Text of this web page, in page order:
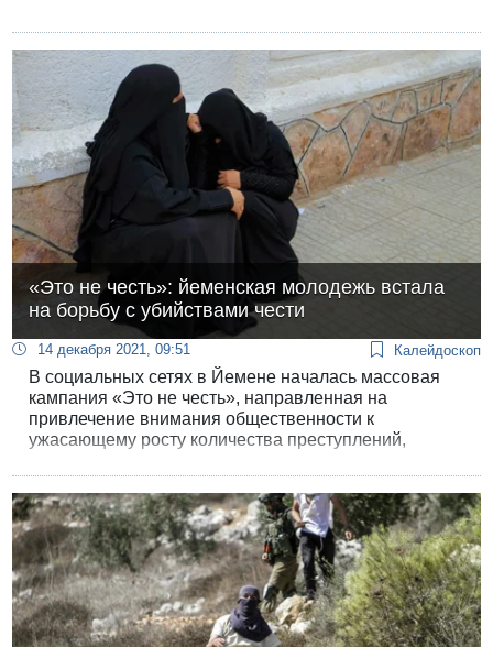
«Это не честь»: йеменская молодежь встала
на борьбу с убийствами чести
14 декабря 2021, 09:51 Калейдоскоп
В социальных сетях в Йемене началась массовая
кампания «Это не честь», направленная ​​на
привлечение внимания общественности к
ужасающему росту количества преступлений,
рамках кампании в последние несколько дней
проходит выставка художественных работ,
посвященных бедственному положению йеменских
женщин, в которой приняли участие более 50
молодых молодых художников.